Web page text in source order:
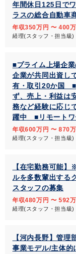
年間休日125日で
ラスの総合自動車
年収350万円 〜 400万
経理(スタッフ・担当級)
■プライム上場企
企業が共同出資し
有・取引20か国 ■
ず、売上・利益は
務など経験に応じ
躍中 ■リモートワ
年収600万円 〜 870万
経理(スタッフ・担当級)
【在宅勤務可能
ルを多数輩出する
スタッフの募集
年収480万円 〜 592万
経理(スタッフ・担当級)
【河内長野】管
事業モデル/主体的